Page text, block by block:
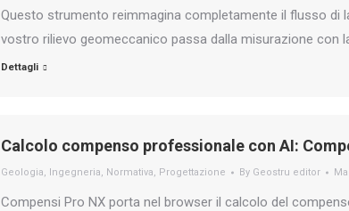
Questo strumento reimmagina completamente il flusso di
vostro rilievo geomeccanico passa dalla misurazione con
Dettagli
Calcolo compenso professionale con AI:
Geologia, Ingegneria, Normativa, Progettazione By Geostru editor
Compensi Pro NX porta nel browser il calcolo del